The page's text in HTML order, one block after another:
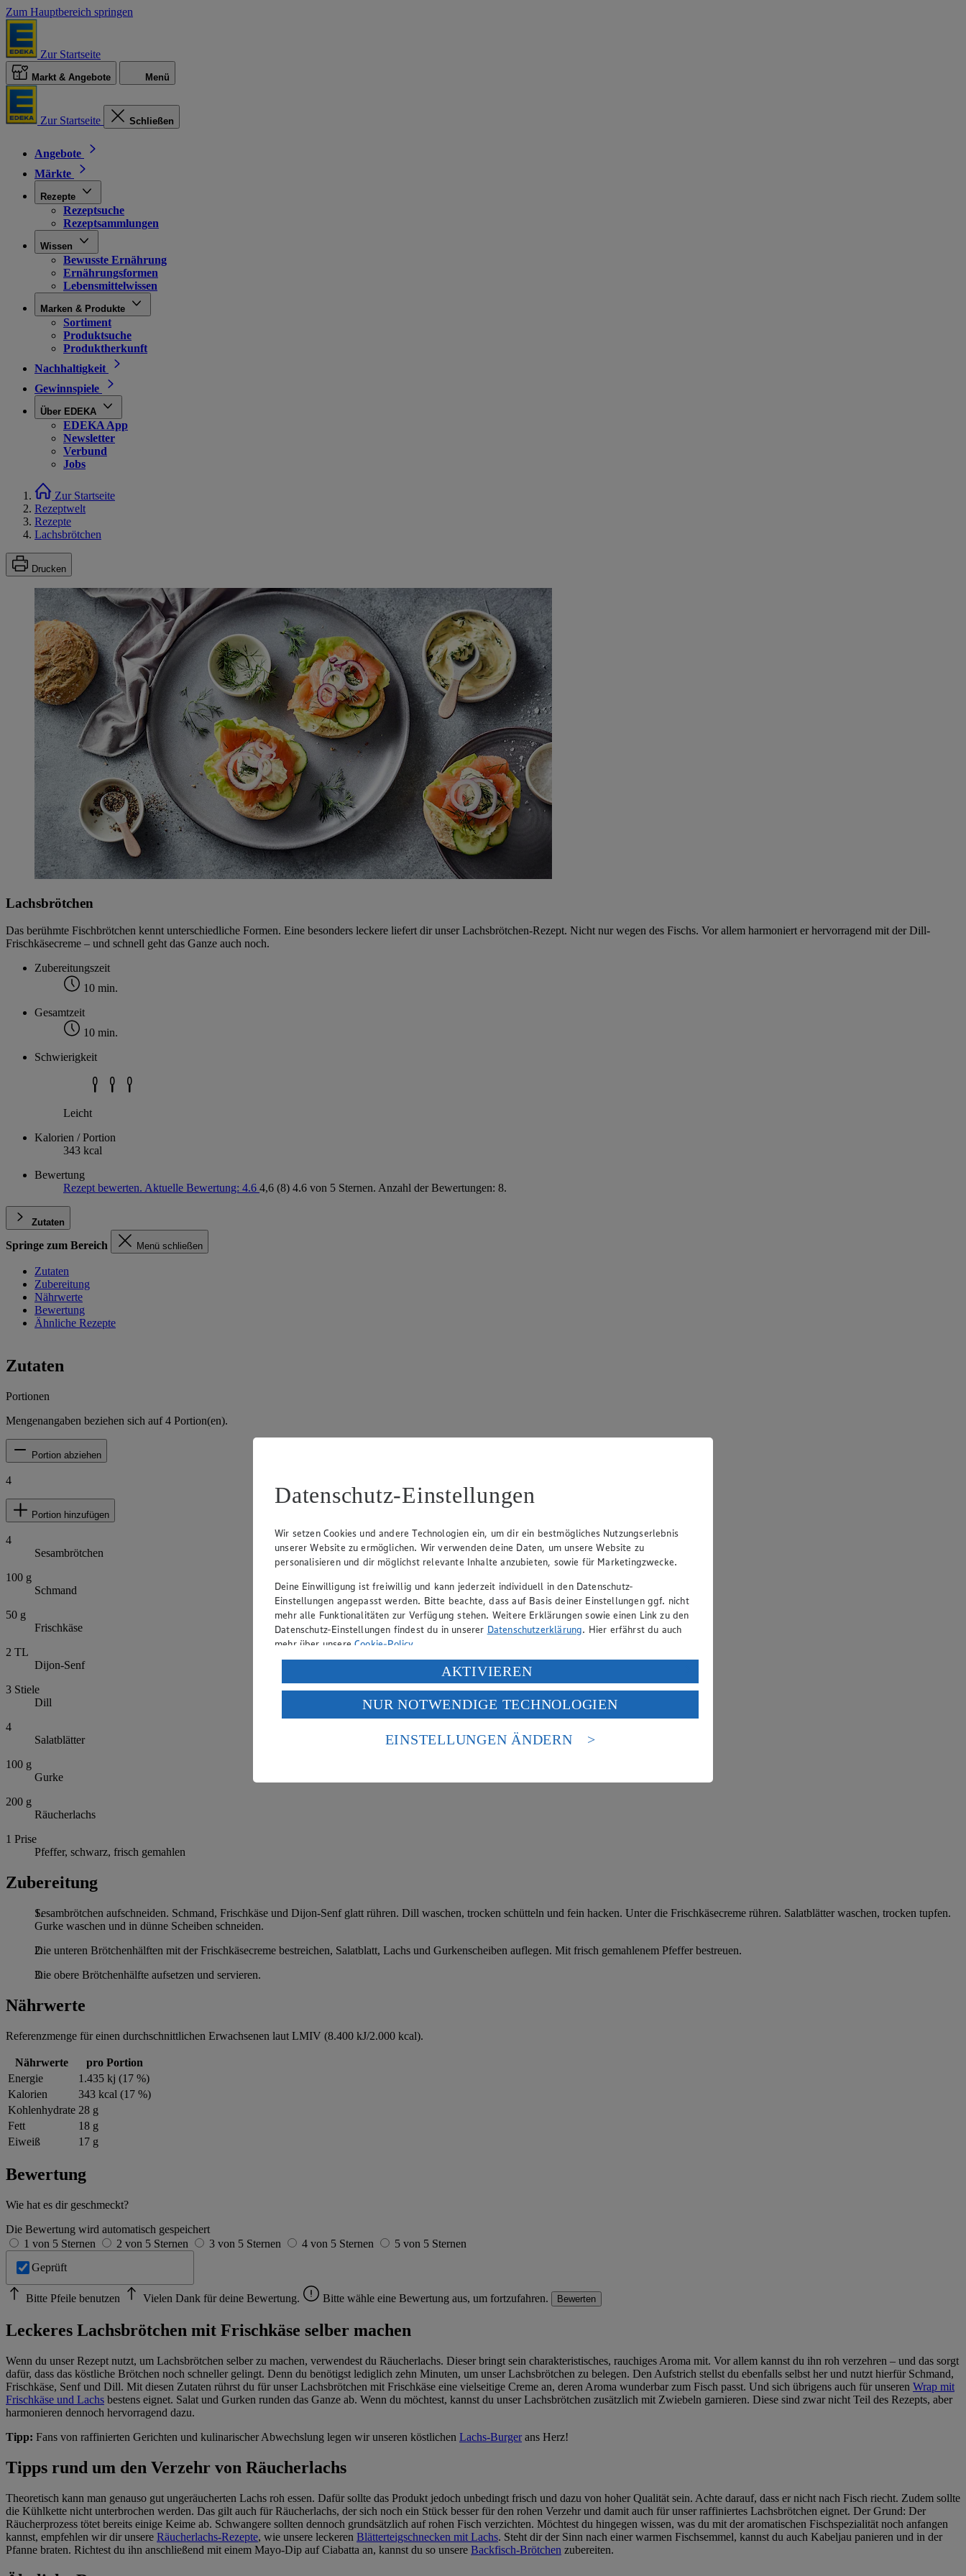
Zum Hauptbereich springen
Zur Startseite
Markt & Angebote Menü
Zur Startseite Schließen
Angebote
Märkte
Rezepte
Rezeptsuche
Rezeptsammlungen
Wissen
Bewusste Ernährung
Ernährungsformen
Lebensmittelwissen
Marken & Produkte
Sortiment
Produktsuche
Produktherkunft
Nachhaltigkeit
Gewinnspiele
Über EDEKA
EDEKA App
Newsletter
Verbund
Jobs
Zur Startseite
Rezeptwelt
Rezepte
Lachsbrötchen
Drucken
Lachsbrötchen
Das berühmte Fischbrötchen kennt unterschiedliche Formen. Eine besonders leckere liefert dir unser Lachsbrötchen-Rezept. Nicht nur wegen des Fischs. Vor allem harmoniert er hervorragend mit der Dill-
Frischkäsecreme – und schnell geht das Ganze auch noch.
Zubereitungszeit
10 min.
Gesamtzeit
10 min.
Schwierigkeit
Leicht
Kalorien / Portion
343 kcal
Bewertung
Rezept bewerten. Aktuelle Bewertung: 4.6 4,6 (8) 4.6 von 5 Sternen. Anzahl der Bewertungen: 8.
Zutaten
Springe zum Bereich Menü schließen
Zutaten
Zubereitung
Nährwerte
Bewertung
Ähnliche Rezepte
Zutaten
Portionen
Mengenangaben beziehen sich auf4 Portion(en).
Portion abziehen
4
Portion hinzufügen
4
Sesambrötchen
100 g
Schmand
50 g
Frischkäse
2 TL
Dijon-Senf
3 Stiele
Dill
4
Salatblätter
100 g
Gurke
200 g
Räucherlachs
1 Prise
Pfeffer, schwarz, frisch gemahlen
Zubereitung
Sesambrötchen aufschneiden. Schmand, Frischkäse und Dijon-Senf glatt rühren. Dill waschen, trocken schütteln und fein hacken. Unter die Frischkäsecreme rühren. Salatblätter waschen, trocken tupfen.
Gurke waschen und in dünne Scheiben schneiden.
Die unteren Brötchenhälften mit der Frischkäsecreme bestreichen, Salatblatt, Lachs und Gurkenscheiben auflegen. Mit frisch gemahlenem Pfeffer bestreuen.
Die obere Brötchenhälfte aufsetzen und servieren.
Nährwerte
Referenzmenge für einen durchschnittlichen Erwachsenen laut LMIV (8.400 kJ/2.000 kcal).
Nährwerte
pro Portion
Energie
1.435 kj (17 %)
Kalorien
343 kcal (17 %)
Kohlenhydrate 28 g
Fett
18 g
Eiweiß
17 g
Bewertung
Wie hat es dir geschmeckt?
Die Bewertung wird automatisch gespeichert
1 von 5 Sternen
2 von 5 Sternen 3 von 5 Sternen 4 von 5 Sternen
5 von 5 Sternen
Geprüft
Bitte Pfeile benutzen Vielen Dank für deine Bewertung. Bitte wähle eine Bewertung aus, um fortzufahren. Bewerten
Leckeres Lachsbrötchen mit Frischkäse selber machen
Wenn du unser Rezept nutzt, um Lachsbrötchen selber zu machen, verwendest du Räucherlachs. Dieser bringt sein charakteristisches, rauchiges Aroma mit. Vor allem kannst du ihn roh verzehren – und das sorgt
dafür, dass das köstliche Brötchen noch schneller gelingt. Denn du benötigst lediglich zehn Minuten, um unser Lachsbrötchen zu belegen. Den Aufstrich stellst du ebenfalls selbst her und nutzt hierfür Schmand,
Frischkäse, Senf und Dill. Mit diesen Zutaten rührst du für unser Lachsbrötchen mit Frischkäse eine vielseitige Creme an, deren Aroma wunderbar zum Fisch passt. Und sich übrigens auch für unseren Wrap mit
Frischkäse und Lachs bestens eignet. Salat und Gurken runden das Ganze ab. Wenn du möchtest, kannst du unser Lachsbrötchen zusätzlich mit Zwiebeln garnieren. Diese sind zwar nicht Teil des Rezepts, aber
harmonieren dennoch hervorragend dazu.
Tipp: Fans von raffinierten Gerichten und kulinarischer Abwechslung legen wir unseren köstlichen Lachs-Burgerans Herz!
Tipps rund um den Verzehr von Räucherlachs
Theoretisch kann man genauso gut ungeräucherten Lachs roh essen. Dafür sollte das Produkt jedoch unbedingt frisch und dazu von hoher Qualität sein. Achte darauf, dass er nicht nach Fisch riecht. Zudem sollte
die Kühlkette nicht unterbrochen werden. Das gilt auch für Räucherlachs, der sich noch ein Stück besser für den rohen Verzehr und damit auch für unser raffiniertes Lachsbrötchen eignet. Der Grund: Der
Räucherprozess tötet bereits einige Keime ab. Schwangere sollten dennoch grundsätzlich auf rohen Fisch verzichten. Möchtest du hingegen wissen, was du mit der aromatischen Fischspezialität noch anfangen
kannst, empfehlen wir dir unsere Räucherlachs-Rezepte, wie unsere leckeren Blätterteigschnecken mit Lachs. Steht dir der Sinn nach einer warmen Fischsemmel, kannst du auch Kabeljau panieren und in der
Pfanne braten. Richtest du ihn anschließend mit einem Mayo-Dip auf Ciabatta an, kannst du so unsere Backfisch-Brötchen zubereiten.
Datenschutz-Einstellungen
Wir setzen Cookies und andere Technologien ein, um dir ein bestmögliches Nutzungserlebnis
unserer Website zu ermöglichen. Wir verwenden deine Daten, um unsere Website zu
personalisieren und dir möglichst relevante Inhalte anzubieten, sowie für Marketingzwecke.
Deine Einwilligung ist freiwillig und kann jederzeit individuell in den Datenschutz-
Einstellungen angepasst werden. Bitte beachte, dass auf Basis deiner Einstellungen ggf. nicht
mehr alle Funktionalitäten zur Verfügung stehen. Weitere Erklärungen sowie einen Link zu den
Datenschutz-Einstellungen findest du in unserer Datenschutzerklärung. Hier erfährst du auch
mehr über unsereCookie-Policy.
Verarbeitung deiner personenbezogenen Daten in den USA durch Facebook und YouTube:
Wenn du auf „Aktivieren“ klickst, willigst du im Sinne des Art. 49 Abs. 1 Satz 1 lit. a) DSGVO
ein, dass deine Daten in den USA verarbeitet werden. Der EuGH sieht die USA als Land mit
einem nach europäischen Standards nicht angemessenen Datenschutzniveau an. Es besteht das
Risiko eines Zugriffs durch US-amerikanische Behörden.
AKTIVIEREN
NUR NOTWENDIGE TECHNOLOGIEN
EINSTELLUNGEN ÄNDERN